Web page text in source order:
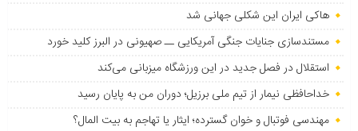
هاکی ایران این شکلی جهانی شد
مستندسازی جنایات جنگی آمریکایی ــ صهیونی در البرز کلید خورد
استقلال در فصل جدید در این ورزشگاه میزبانی می‌کند
خداحافظی نیمار از تیم ملی برزیل؛ دوران من به پایان رسید
مهندسی فوتبال و خوان گسترده؛ ایثار یا تهاجم به بیت المال؟